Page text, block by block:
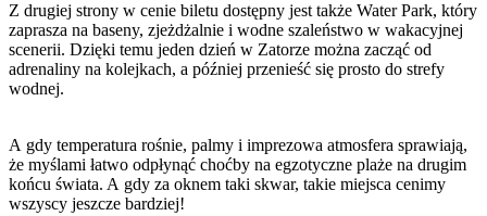
Z drugiej strony w cenie biletu dostępny jest także Water Park, który
zaprasza na baseny, zjeżdżalnie i wodne szaleństwo w wakacyjnej
scenerii. Dzięki temu jeden dzień w Zatorze można zacząć od
adrenaliny na kolejkach, a później przenieść się prosto do strefy
wodnej.
A gdy temperatura rośnie, palmy i imprezowa atmosfera sprawiają,
że myślami łatwo odpłynąć choćby na egzotyczne plaże na drugim
końcu świata. A gdy za oknem taki skwar, takie miejsca cenimy
wszyscy jeszcze bardziej!